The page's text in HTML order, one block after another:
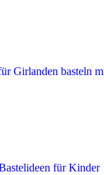
Girlanden basteln
für Kinder